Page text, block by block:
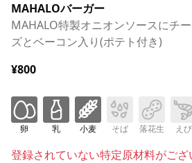
MAHALOバーガー
MAHALO特製オニオンソースにチー
ズとベーコン入り(ポテト付き)
¥800
卵 乳 小麦 そば 落花生 えび
登録されていない特定原材料がご